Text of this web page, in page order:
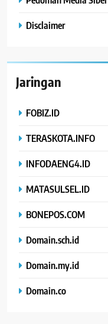
Disclaimer
Jaringan
FOBIZ.ID
TERASKOTA.INFO
INFODAENG4.ID
MATASULSEL.ID
BONEPOS.COM
Domain.sch.id
Domain.my.id
Domain.co